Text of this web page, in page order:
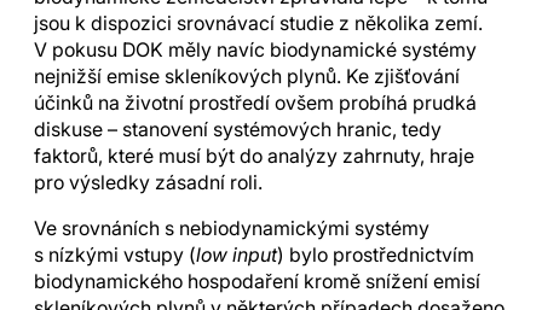
jsou k dispozici srovnávací studie z několika zemí.
V pokusu DOK měly navíc biodynamické systémy
nejnižší emise skleníkových plynů. Ke zjišťování
účinků na životní prostředí ovšem probíhá prudká
diskuse – stanovení systémových hranic, tedy
faktorů, které musí být do analýzy zahrnuty, hraje
pro výsledky zásadní roli.
Ve srovnáních s nebiodynamickými systémy
s nízkými vstupy (low input) bylo prostřednictvím
biodynamického hospodaření kromě snížení emisí